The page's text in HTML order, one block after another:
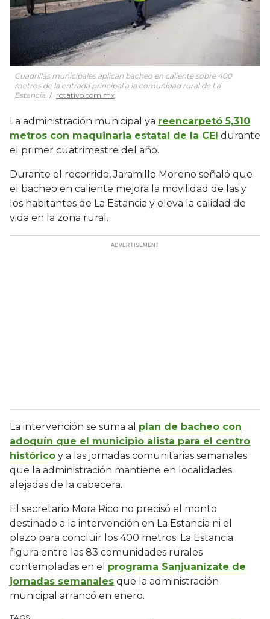
Cuadrillas municipales aplican bacheo en caliente sobre 400
metros de la entrada principal a la comunidad rural de La
Estancia.
rotativo.com.mx
La administración municipal ya reencarpetó 5,310
metros con maquinaria estatal de la CEI durante
el primer cuatrimestre del año.
Durante el recorrido, Jaramillo Moreno señaló que
el bacheo en caliente mejora la movilidad de las y
los habitantes de La Estancia y eleva la calidad de
vida en la zona rural.
La intervención se suma al plan de bacheo con
adoquín que el municipio alista para el centro
histórico y a las jornadas comunitarias semanales
que la administración mantiene en localidades
alejadas de la cabecera.
El secretario Mora Rico no precisó el monto
destinado a la intervención en La Estancia ni el
plazo para concluir los 400 metros. La Estancia
figura entre las 83 comunidades rurales
contempladas en el programa Sanjuanízate de
jornadas semanales que la administración
municipal arrancó en enero.